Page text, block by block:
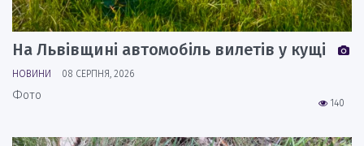
На Львівщині автомобіль вилетів у кущі
НОВИНИ 08 СЕРПНЯ, 2026
140
Фото